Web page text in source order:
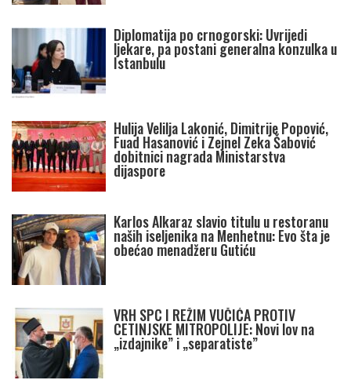
Diplomatija po crnogorski: Uvrijedi
ljekare, pa postani generalna konzulka u
Istanbulu
Hulija Velilja Lakonić, Dimitrije Popović,
Fuad Hasanović i Zejnel Zeka Šabović
dobitnici nagrada Ministarstva
dijaspore
Karlos Alkaraz slavio titulu u restoranu
naših iseljenika na Menhetnu: Evo šta je
obećao menadžeru Gutiću
VRH SPC I REŽIM VUČIĆA PROTIV
CETINJSKE MITROPOLIJE: Novi lov na
„izdajnike” i „separatiste”